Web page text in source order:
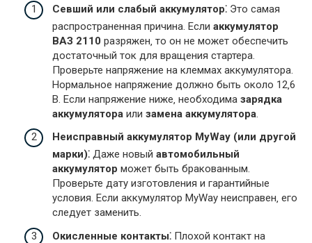
Севший или слабый аккумулятор⁚ Это самая
распространенная причина. Если аккумулятор
ВАЗ 2110 разряжен‚ то он не может обеспечить
достаточный ток для вращения стартера.
Проверьте напряжение на клеммах аккумулятора.
Нормальное напряжение должно быть около 12‚6
В. Если напряжение ниже‚ необходима зарядка
аккумулятора или замена аккумулятора
Неисправный аккумулятор MyWay (или другой
марки)⁚ Даже новый автомобильный
аккумулятор может быть бракованным.
Проверьте дату изготовления и гарантийные
условия. Если аккумулятор MyWay неисправен‚ его
следует заменить.
Окисленные контакты⁚ Плохой контакт на